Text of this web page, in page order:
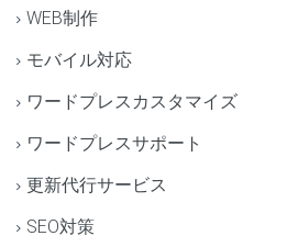
WEB制作
モバイル対応
ワードプレスカスタマイズ
ワードプレスサポート
更新代行サービス
SEO対策